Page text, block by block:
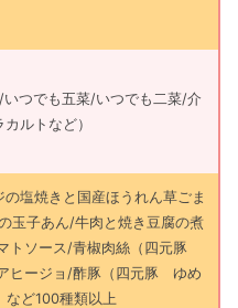
つでも五菜/いつでも二菜/介
ルトなど）
塩焼きと国産ほうれん草ごま
玉子あん/牛肉と焼き豆腐の煮
トソース/青椒肉絲（四元豚
ヒージョ/酢豚（四元豚 ゆめ
など100種類以上